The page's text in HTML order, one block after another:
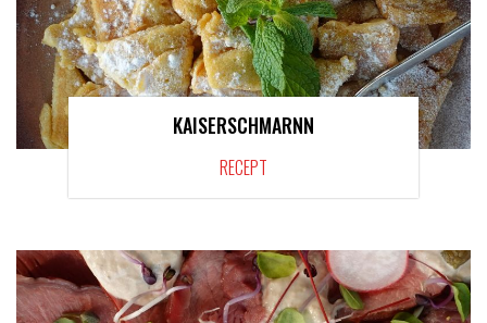
KAISERSCHMARNN
RECEPT